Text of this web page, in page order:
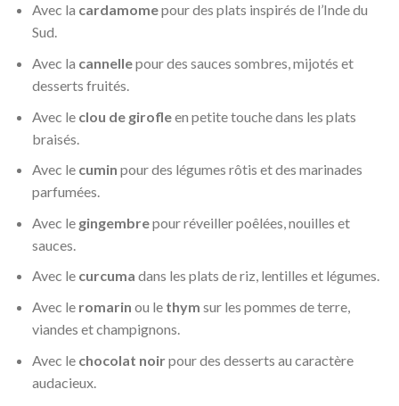
Avec la cardamomepour des plats inspirés de l’Inde du
Sud.
Avec la cannellepour des sauces sombres, mijotés et
desserts fruités.
Avec le clou de girofleen petite touche dans les plats
braisés.
Avec le cumin pour des légumes rôtis et des marinades
parfumées.
Avec le gingembrepour réveiller poêlées, nouilles et
sauces.
Avec le curcuma dans les plats de riz, lentilles et légumes.
Avec le romarin ou le thym sur les pommes de terre,
viandes et champignons.
Avec le chocolat noirpour des desserts au caractère
audacieux.